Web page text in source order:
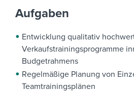
Aufgaben
Entwicklung qualitativ
Verkaufstrainingsprogramme
Budgetrahmens
Regelmäßige Planung von
Teamtrainingsplänen